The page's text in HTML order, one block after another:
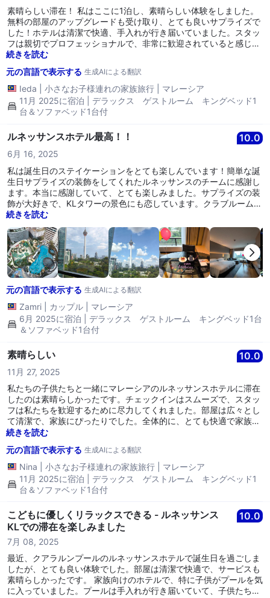
が座ることができるように本当に助けてくれました。子供たちは選
択肢に満足し、私たちは新鮮なフルーツ（地元のオプションもあ
り）やペイストリーを評価しました。 場所： 市の中心部に位置し
ており、クアラルンプールでの観光や買い物が非常に便利でした。
通りを越えるとモノレールに簡単に乗ることができます。 全体的
に： 快適で家族に優しい滞在でした。子供との短い市内休暇には完
璧です。別の家族旅行のために戻ってくることを考えることは間違
いありません。
素晴らしい滞在！ 私はここに1泊し、素晴らしい体験をしました。
無料の部屋のアップグレードも受け取り、とても良いサプライズで
した！ホテルは清潔で快適、手入れが行き届いていました。スタッ
フは親切でプロフェッショナルで、非常に歓迎されていると感じま
した。全体的に素晴らしい滞在で、良いサービスと快適さを求める
人にはこのホテルを強くお勧めします。
続きを読む
元の言語で表示する 生成AIによる翻訳
Ieda 小さなお子様連れの家族旅行
マレーシア
11月 2025に宿泊 | デラックス ゲストルーム キングベッド1
台＆ソファベッド1台付
ルネッサンスホテル最高！！ 10.0
6月 16, 2025
私は誕生日のステイケーションをとても楽しんでいます！簡単な誕
生日サプライズの装飾をしてくれたルネッサンスのチームに感謝し
ます。本当に感謝していて、とても楽しみました。サプライズの装
飾が大好きで、KLタワーの景色にも恋しています。クラブルームに
無料でアップグレードしてくれて、本当にありがとうございます！
皆さんは素晴らしいです！🤍🤍 追記：レセプションに2回電話して
水ボトルの補充をお願いしたのですが、チェックアウトまで届きま
せんでした。😔
続きを読む
元の言語で表示する 生成AIによる翻訳
Zamri カップル
マレーシア
6月 2025に宿泊 | デラックス ゲストルーム キングベッド1台
＆ソファベッド1台付
素晴らしい 10.0
11月 27, 2025
私たちの子供たちと一緒にマレーシアのルネッサンスホテルに滞在
したのは素晴らしかったです。チェックインはスムーズで、スタッ
フは私たちを歓迎するために尽力してくれました。部屋は広々とし
て清潔で、家族にぴったりでした。全体的に、とても快適で家族向
けのホテルでした。また必ず戻ってきます！
続きを読む
元の言語で表示する 生成AIによる翻訳
Nina 小さなお子様連れの家族旅行
マレーシア
11月 2025に宿泊 | デラックス ゲストルーム キングベッド1
台＆ソファベッド1台付
こどもに優しくリラックスできる - ルネッサンス
KLでの滞在を楽しみました
10.0
7月 08, 2025
最近、クアラルンプールのルネッサンスホテルで誕生日を過ごしま
したが、とても良い体験でした。部屋は清潔で快適で、サービスも
素晴らしかったです。 家族向けのホテルで、特に子供がプールを気
に入っていました。プールは手入れが行き届いていて、子供たちに